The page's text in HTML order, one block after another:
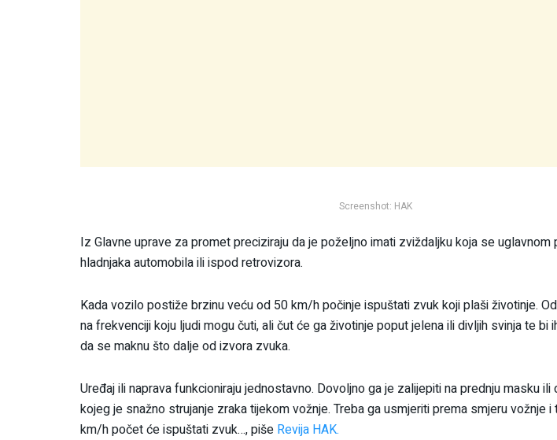
Screenshot: HAK
Iz Glavne uprave za promet preciziraju da je poželjno imati zviždaljku koja se
hladnjaka automobila ili ispod retrovizora.
Kada vozilo postiže brzinu veću od 50 km/h počinje ispuštati zvuk koji plaši životinje.
na frekvenciji koju ljudi mogu čuti, ali čut će ga životinje poput jelena ili divljih svinja te bi
da se maknu što dalje od izvora zvuka.
Uređaj ili naprava funkcioniraju jednostavno. Dovoljno ga je zalijepiti na prednju masku
kojeg je snažno strujanje zraka tijekom vožnje. Treba ga usmjeriti prema smjeru vožnje
km/h počet će ispuštati zvuk…, piše Revija HAK.